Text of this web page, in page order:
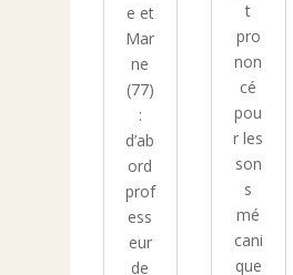
e et
Mar
ne
(77)
:
d’ab
ord
prof
ess
eur
de
t
pro
non
cé
pou
r les
son
s
mé
cani
que